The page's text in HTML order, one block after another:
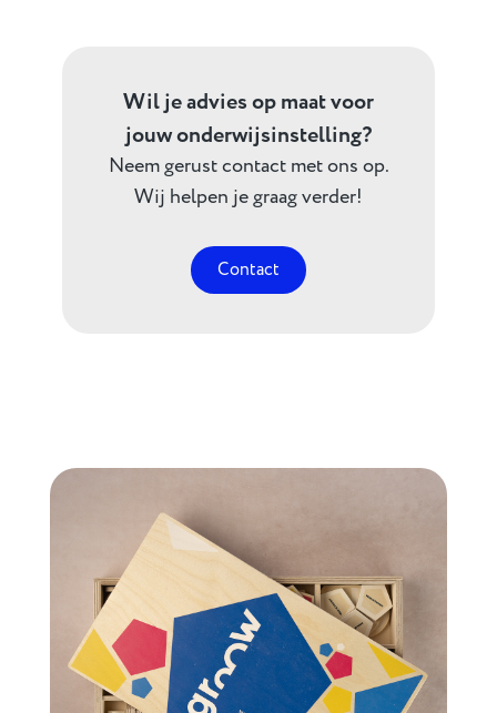
Wil je advies op maat voor
jouw onderwijsinstelling?
Neem gerust contact met ons op.
Wij helpen je graag verder!
Contact